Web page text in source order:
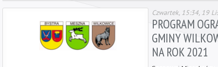
Czwartek, 15:34, 19
PROGRAM
GMINY
NA ROK 2021